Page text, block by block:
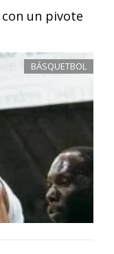
un pivote
BÁSQUETBOL